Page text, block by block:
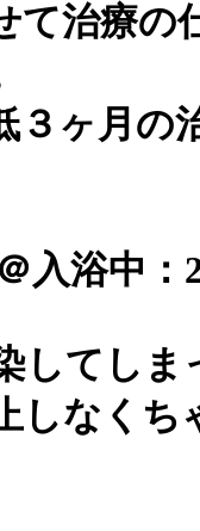
て治療の
３ヶ月の
入浴中：
してし
しなくち